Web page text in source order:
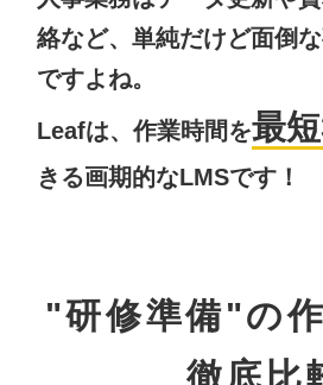
絡など、単純だけど面倒
ですよね。
Leafは、作業時間を最
きる画期的なLMSです！
"研修準備"の
徹底比